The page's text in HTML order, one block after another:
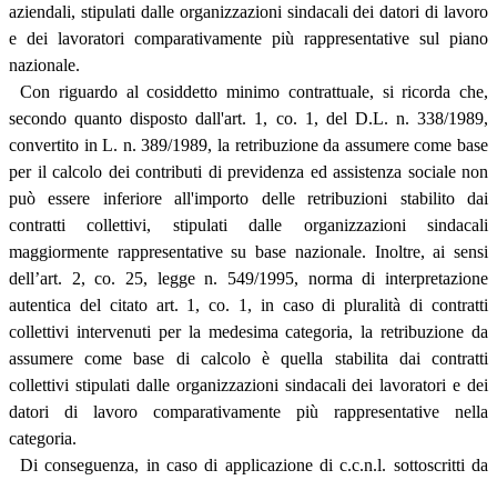
aziendali, stipulati dalle organizzazioni sindacali dei datori di lavoro
e dei lavoratori comparativamente più rappresentative sul piano
nazionale.
Con riguardo al cosiddetto minimo contrattuale, si ricorda che,
secondo quanto disposto dall'art. 1, co. 1, del D.L. n. 338/1989,
convertito in L. n. 389/1989, la retribuzione da assumere come base
per il calcolo dei contributi di previdenza ed assistenza sociale non
può essere inferiore all'importo delle retribuzioni stabilito dai
contratti collettivi, stipulati dalle organizzazioni sindacali
maggiormente rappresentative su base nazionale. Inoltre, ai sensi
dell’art. 2, co. 25, legge n. 549/1995, norma di interpretazione
autentica del citato art. 1, co. 1, in caso di pluralità di contratti
collettivi intervenuti per la medesima categoria, la retribuzione da
assumere come base di calcolo è quella stabilita dai contratti
collettivi stipulati dalle organizzazioni sindacali dei lavoratori e dei
datori di lavoro comparativamente più rappresentative nella
categoria.
Di conseguenza, in caso di applicazione di c.c.n.l. sottoscritti da